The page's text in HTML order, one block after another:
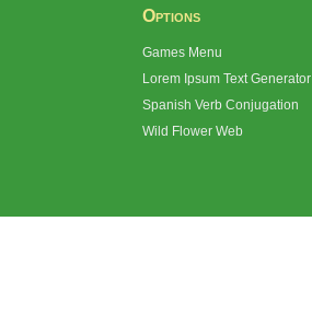
Options
Games Menu
Lorem Ipsum Text Generator
Spanish Verb Conjugation
Wild Flower Web